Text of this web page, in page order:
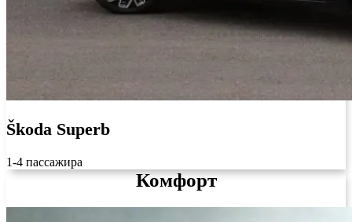
Škoda Superb
1-4 пассажира
Комфорт